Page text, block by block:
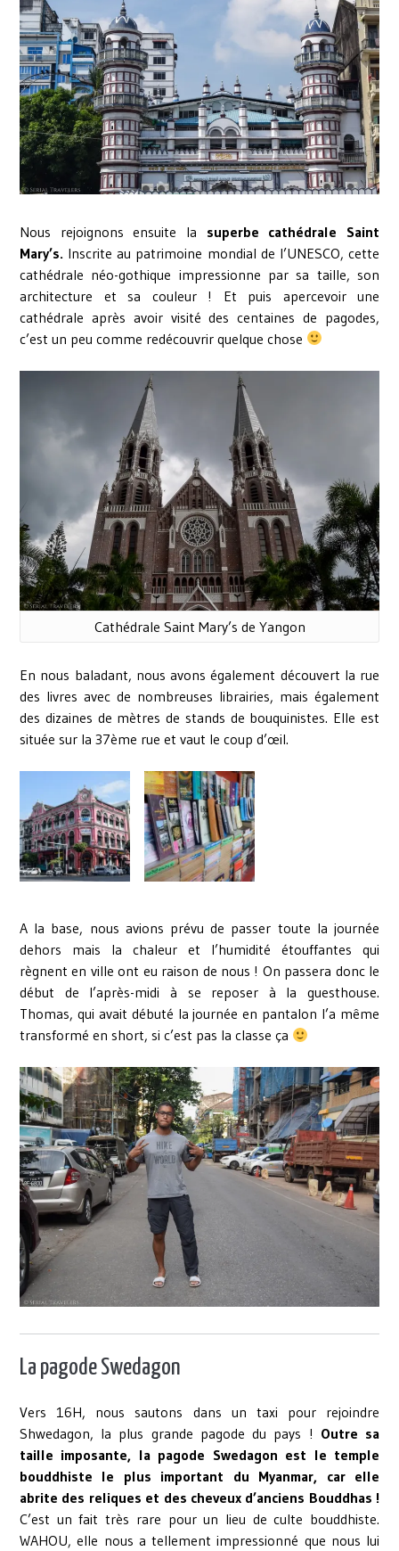
Nous rejoignons ensuite la superbe cathédrale Saint
Mary’s. Inscrite au patrimoine mondial de l’UNESCO, cette
cathédrale néo-gothique impressionne par sa taille, son
architecture et sa couleur ! Et puis apercevoir une
cathédrale après avoir visité des centaines de pagodes,
c’est un peu comme redécouvrir quelque chose
Cathédrale Saint Mary’s de Yangon
En nous baladant, nous avons également découvert la rue
des livres avec de nombreuses librairies, mais également
des dizaines de mètres de stands de bouquinistes. Elle est
située sur la 37ème rue et vaut le coup d’œil.
A la base, nous avions prévu de passer toute la journée
dehors mais la chaleur et l’humidité étouffantes qui
règnent en ville ont eu raison de nous ! On passera donc le
début de l’après-midi à se reposer à la guesthouse.
Thomas, qui avait débuté la journée en pantalon l’a même
transformé en short, si c’est pas la classe ça
La pagode Swedagon
Vers 16H, nous sautons dans un taxi pour rejoindre
Shwedagon, la plus grande pagode du pays ! Outre sa
taille imposante, la pagode Swedagon est le temple
bouddhiste le plus important du Myanmar, car elle
abrite des reliques et des cheveux d’anciens Bouddhas !
C’est un fait très rare pour un lieu de culte bouddhiste.
WAHOU, elle nous a tellement impressionné que nous lui